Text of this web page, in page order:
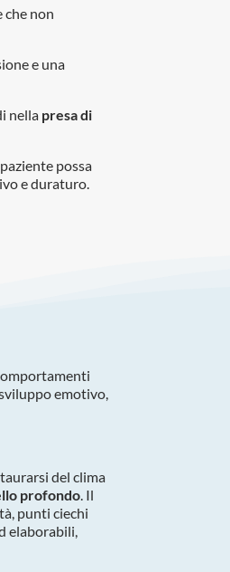
che non
e una
nella presa di
possa
e duraturo.
emotivo,
del clima
profondo. Il
punti ciechi
elaborabili,